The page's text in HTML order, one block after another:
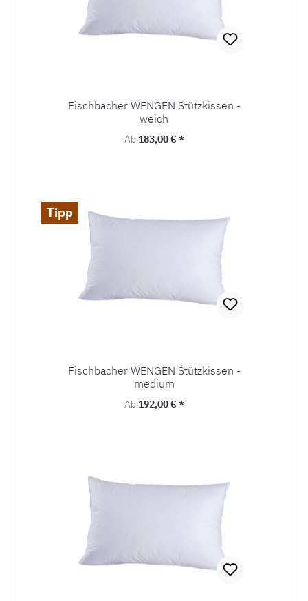
Fischbacher WENGEN Stützkissen -
weich
Regulärer Preis:
Ab183,00 € *
Tipp
Fischbacher WENGEN Stützkissen -
medium
Regulärer Preis:
Ab192,00 € *